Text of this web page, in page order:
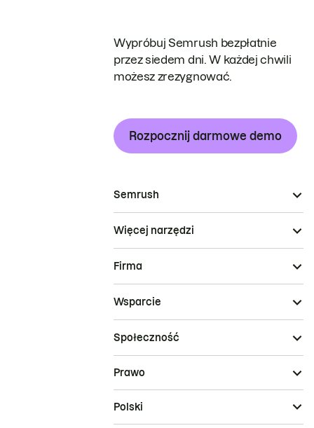
Wypróbuj Semrush bezpłatnie
przez siedem dni. W każdej chwili
możesz zrezygnować.
Rozpocznij darmowe demo
Semrush
Więcej narzędzi
Firma
Wsparcie
Społeczność
Prawo
Polski